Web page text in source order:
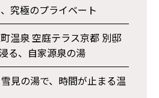
究極のプライベート
温泉 空庭テラス京都 別邸
る、自家源泉の湯
見の湯で、時間が止まる温